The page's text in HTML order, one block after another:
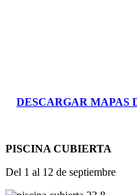
DESCARGAR MAPAS
PISCINA CUBIERTA
Del 1 al 12 de septiembre